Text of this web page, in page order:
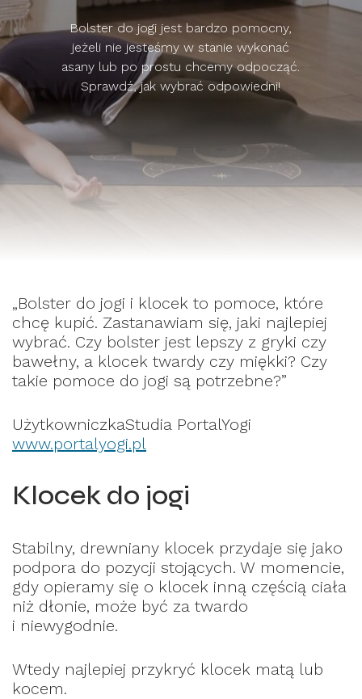
Bolster do jogi jest bardzo pomocny,
jeżeli nie jesteśmy w stanie wykonać
asany lub po prostu chcemy odpocząć.
Sprawdź, jak wybrać odpowiedni!
„Bolster do jogi i klocek to pomoce, które
chcę kupić. Zastanawiam się, jaki najlepiej
wybrać. Czy bolster jest lepszy z gryki czy
bawełny, a klocek twardy czy miękki? Czy
takie pomoce do jogi są potrzebne?”
UżytkowniczkaStudia PortalYogi
www.portalyogi.pl
Klocek do jogi
Stabilny, drewniany klocek przydaje się jako
podpora do pozycji stojących. W momencie,
gdy opieramy się o klocek inną częścią ciała
niż dłonie, może być za twardo
i niewygodnie.
Wtedy najlepiej przykryć klocek matą lub
kocem.